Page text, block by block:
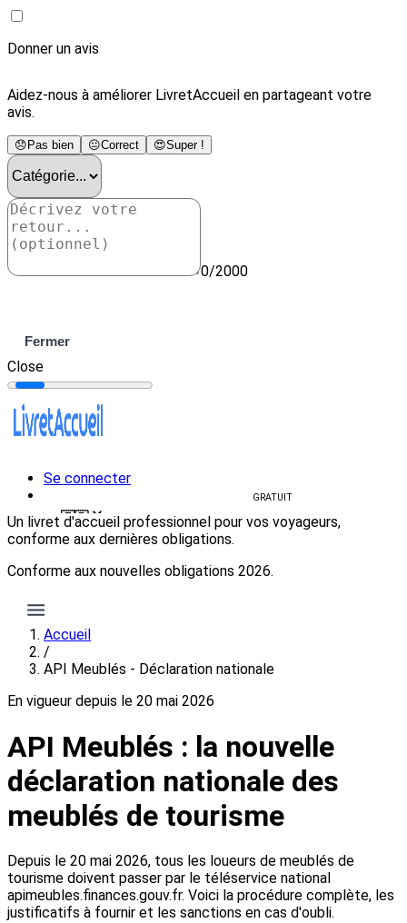
Donner un avis
Aidez-nous à améliorer LivretAccueil en partageant votre
avis.
😞 Pas bien 😐Correct 😍Super !
0/2000
Fermer
Close
Se connecter
GRATUIT
🇫🇷
🇺🇸English
Un livret d'accueil professionnel pour vos voyageurs,
conforme aux dernières obligations.
Conforme aux nouvelles obligations 2026.
Créer mon livret gratuit
Accueil
/
API Meublés - Déclaration nationale
En vigueur depuis le 20 mai 2026
API Meublés : la nouvelle
déclaration nationale des
meublés de tourisme
Depuis le 20 mai 2026, tous les loueurs de meublés de
tourisme doivent passer par le téléservice national
apimeubles.finances.gouv.fr. Voici la procédure complète, les
justificatifs à fournir et les sanctions en cas d'oubli.